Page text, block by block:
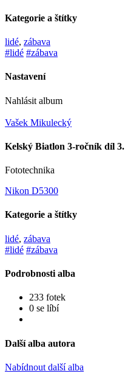
Kategorie a štítky
lidé, zábava
#lidé #zábava
Nastavení
Nahlásit album
Vašek Mikulecký
Kelský Biatlon 3-ročník díl 3.
Fototechnika
Nikon D5300
Kategorie a štítky
lidé, zábava
#lidé #zábava
Podrobnosti alba
233 fotek
0 se líbí
Další alba autora
Nabídnout další alba